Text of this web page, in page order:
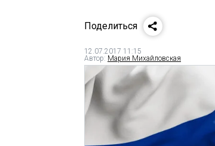
Поделиться
12.07.2017 11:15
Автор: Мария Михайловская